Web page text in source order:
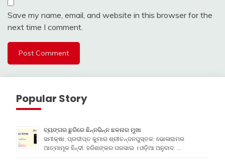
Save my name, email, and website in this browser for the
next time I comment.
Popular Story
ବ୍ୟଙ୍ଗର ଛୁରିରେ ଛିନ୍ନଭିନ୍ନ ଛଳନାର ମୁଖା
ସମୀକ୍ଷା: ପ୍ରଦୀପ୍ତ କୁମାର ଶ୍ରୀଚନ୍ଦନପୁସ୍ତକ: ଭୋଳାରାମର
ଆତ୍ମାମୂଳ ହିନ୍ଦୀ: ହରିଶଙ୍କର ପରସାଇ । ଓଡ଼ିଆ ଅନୁବାଦ: …